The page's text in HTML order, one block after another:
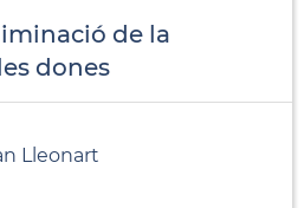
de la
dones
Lleonart